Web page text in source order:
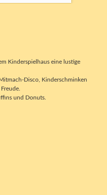
Kinderspielhaus eine lustige
Disco, Kinderschminken
und Donuts.